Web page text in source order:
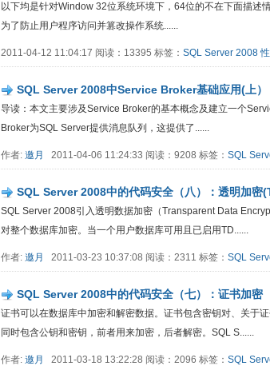
以下均是针对Window 32位系统环境下，64位的不在下面描
为了防止用户程序访问并篡改操作系统......
2011-04-12 11:04:17 阅读：13395 标签： SQL Server 2008
SQL Server 2008中Service Broker基础应用(上）
导读：本文主要涉及Service Broker的基本概念及建立一个
Broker为SQL Server提供消息队列，这提供了......
作者: 邀月 2011-04-06 11:24:33 阅读：9208 标签： SQL
SQL Server 2008中的代码安全（八）：透明加密
SQL Server 2008引入透明数据加密（Transparent Data
对整个数据库加密。当一个用户数据库可用且已启用TD......
作者: 邀月 2011-03-23 10:37:08 阅读：2311 标签： SQL
SQL Server 2008中的代码安全（七）：证书加密
证书可以在数据库中加密和解密数据。证书包含密钥对、关于
同时包含公钥和密钥，前者用来加密，后者解密。SQL S......
作者: 邀月 2011-03-18 13:22:28 阅读：2096 标签： SQL